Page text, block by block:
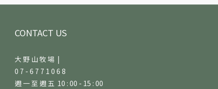
CONTACT US
大 野 山 牧 場 |
0 7 - 6 7 7 1 0 6 8
週 一 至 週 五 10 : 00 - 15 : 00